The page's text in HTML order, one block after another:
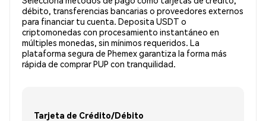
débito, transferencias bancarias o proveedores externos
para financiar tu cuenta. Deposita USDT o
criptomonedas con procesamiento instantáneo en
múltiples monedas, sin mínimos requeridos. La
plataforma segura de Phemex garantiza la forma más
rápida de comprar PUP con tranquilidad.
Tarjeta de Crédito/Débito